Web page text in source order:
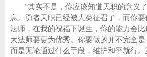
“其实不是，你应该知道天职的意义
息。勇者天职已经被人类征召了，而你
法师，在我的祝福下诞生，你的能力会
大法师要更为优秀。你要做的并不完全是
而是无论通过什么手段，维护和平就行